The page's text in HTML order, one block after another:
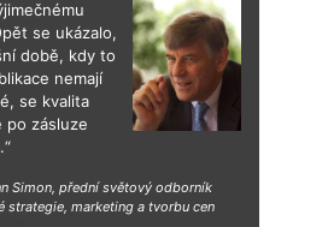
se ukázalo,
době, kdy to
nemají
se kvalita
po zásluze
Simon, přední světový odborník
strategie, marketing a tvorbu cen